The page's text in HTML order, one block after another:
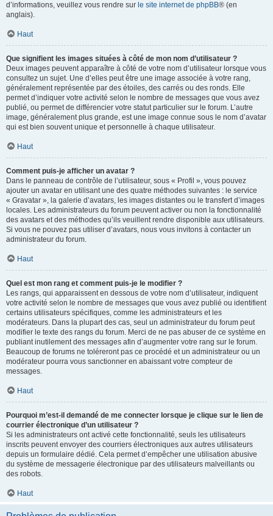
d’informations, veuillez vous rendre sur le site internet de phpBB® (en
anglais).
Haut
Que signifient les images situées à côté de mon nom d’utilisateur ?
Deux images peuvent apparaître à côté de votre nom d’utilisateur lorsque vous
consultez un sujet. Une d’elles peut être une image associée à votre rang,
généralement représentée par des étoiles, des carrés ou des ronds. Elle
permet d’indiquer votre activité selon le nombre de messages que vous avez
publié, ou permet de différencier votre statut particulier sur le forum. L’autre
image, généralement plus grande, est une image connue sous le nom d’avatar
qui est bien souvent unique et personnelle à chaque utilisateur.
Haut
Comment puis-je afficher un avatar ?
Dans le panneau de contrôle de l’utilisateur, sous « Profil », vous pouvez
ajouter un avatar en utilisant une des quatre méthodes suivantes : le service
« Gravatar », la galerie d’avatars, les images distantes ou le transfert d’images
locales. Les administrateurs du forum peuvent activer ou non la fonctionnalité
des avatars et des méthodes qu’ils veuillent rendre disponible aux utilisateurs.
Si vous ne pouvez pas utiliser d’avatars, nous vous invitons à contacter un
administrateur du forum.
Haut
Quel est mon rang et comment puis-je le modifier ?
Les rangs, qui apparaissent en dessous de votre nom d’utilisateur, indiquent
votre activité selon le nombre de messages que vous avez publié ou identifient
certains utilisateurs spécifiques, comme les administrateurs et les
modérateurs. Dans la plupart des cas, seul un administrateur du forum peut
modifier le texte des rangs du forum. Merci de ne pas abuser de ce système en
publiant inutilement des messages afin d’augmenter votre rang sur le forum.
Beaucoup de forums ne toléreront pas ce procédé et un administrateur ou un
modérateur pourra vous sanctionner en abaissant votre compteur de
messages.
Haut
Pourquoi m’est-il demandé de me connecter lorsque je clique sur le lien de
courrier électronique d’un utilisateur ?
Si les administrateurs ont activé cette fonctionnalité, seuls les utilisateurs
inscrits peuvent envoyer des courriers électroniques aux autres utilisateurs
depuis un formulaire dédié. Cela permet d’empêcher une utilisation abusive
du système de messagerie électronique par des utilisateurs malveillants ou
des robots.
Haut